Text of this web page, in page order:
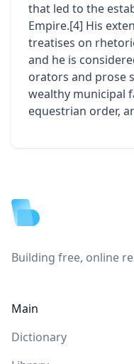
that led to the
Empire.[4] His
treatises on
and he is
orators and prose
wealthy municipal
equestrian order,
Building free, online
Main
Dictionary